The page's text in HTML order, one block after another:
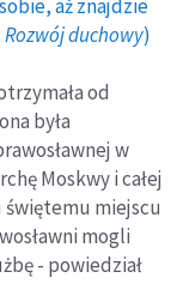
aż znajdzie
Rozwój duchowy)
od
była
w
Moskwy i całej
świętemu miejscu
mogli
- powiedział